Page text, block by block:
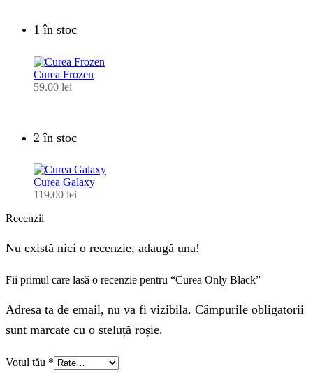
1 în stoc
Curea Frozen
59.00 lei
2 în stoc
Curea Galaxy
119.00 lei
Recenzii
Nu există nici o recenzie, adaugă una!
Fii primul care lasă o recenzie pentru “Curea Only Black”
Adresa ta de email, nu va fi vizibila. Câmpurile obligatorii
sunt marcate cu o steluță roșie.
Votul tău *